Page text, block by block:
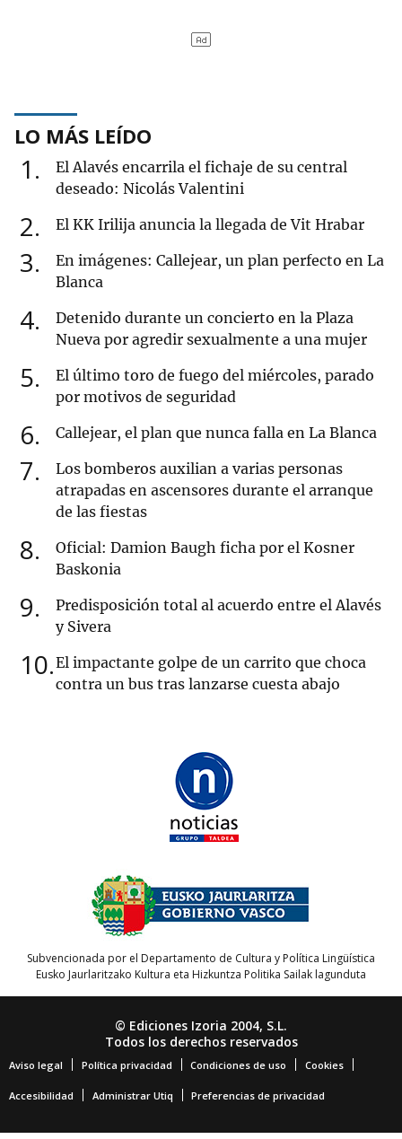
LO MÁS LEÍDO
1
El Alavés encarrila el fichaje de su central
deseado: Nicolás Valentini
2 El KK Irilija anuncia la llegada de Vit Hrabar
3
En imágenes: Callejear, un plan perfecto en La
Blanca
4
Detenido durante un concierto en la Plaza
Nueva por agredir sexualmente a una mujer
5
El último toro de fuego del miércoles, parado
por motivos de seguridad
6 Callejear, el plan que nunca falla en La Blanca
7
Los bomberos auxilian a varias personas
atrapadas en ascensores durante el arranque
de las fiestas
8
Oficial: Damion Baugh ficha por el Kosner
Baskonia
9
Predisposición total al acuerdo entre el Alavés
y Sivera
10 El impactante golpe de un carrito que choca
contra un bus tras lanzarse cuesta abajo
Subvencionada por el Departamento de Cultura y Política Lingüística
Eusko Jaurlaritzako Kultura eta Hizkuntza Politika Sailak lagunduta
© Ediciones Izoria 2004, S.L.
Todos los derechos reservados
Aviso legal Política privacidad Condiciones de uso Cookies
Accesibilidad Administrar Utiq Preferencias de privacidad